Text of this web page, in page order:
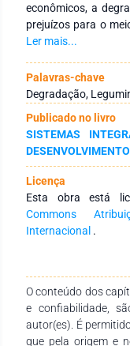
econômicos, a
prejuízos para o
geral. Os sistemas
sustentabilidade
declivosas sujeitas
espécie arbórea
Brasil, porém os
eucalipto são
Nestas condições,
depender da
restrições de uso
e dificuldade
áreas
leguminosas
atmosférico
baixa
descapitalizados.
Ler mais...
Palavras-chave
Degradação,
Publicado no livro
SISTEMAS
Licença
Esta obra está
Commons
Internacional .
O conteúdo dos
e confiabilidade,
autor(es). É
que pela origem e